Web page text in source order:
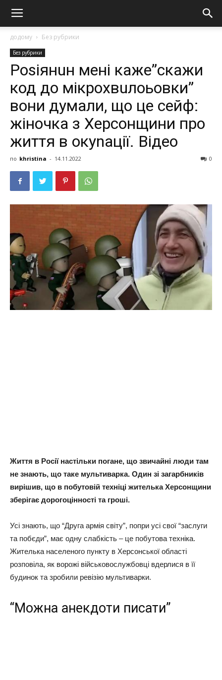
додому Без рубрики
Без рубрики
Роsіянuн мені каже”скажи
код до мікрохвuлоьовки”
вони думали, що це сейф:
жіночка з Херсонщини про
життя в окуnації. Відео
по khristina - 14.11.2022 0
Життя в Росії настільки погане, що звичайні люди там
не знають, що таке мультиварка. Один зі загарбників
вирішив, що в побутовій техніці жителька Херсонщини
зберігає дорогоцінності та гроші.
Усі знають, що “Друга армія світу”, попри усі свої “заслуги
та побєди”, має одну слабкість – це побутова техніка.
Жителька населеного пункту в Херсонської області
розповіла, як ворожі військовослужбовці вдерлися в її
будинок та зробили ревізію мультиварки.
“Можна анекдоти писати”